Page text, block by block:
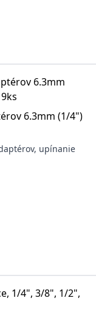
6.3mm (1/4")
upínanie